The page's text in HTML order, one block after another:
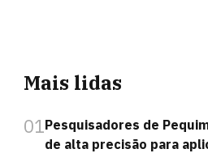
Mais lidas
01Pesquisadores de
de alta precisão para